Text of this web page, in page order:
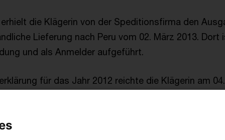
die Klägerin von der Speditionsfirma den
Lieferung nach Peru vom 02. März 2013. Dort
und als Anmelder aufgeführt.
für das Jahr 2012 reichte die Klägerin am
erklärte eine festzusetzende Umsatzsteuer in
Lieferungen in Höhe von 75.132
an die B Ltd.).